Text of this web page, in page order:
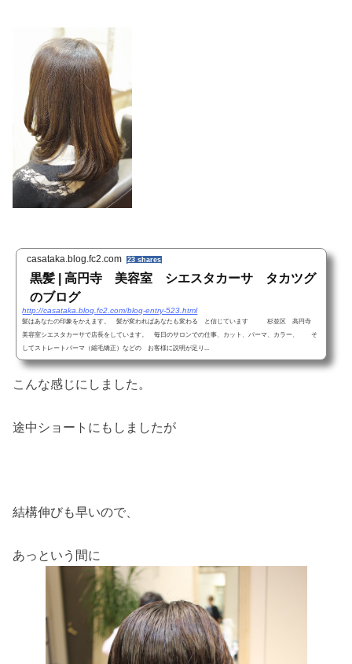
casataka.blog.fc2.com 23 shares
黒髪 | 高円寺 美容室 シエスタカーサ タカツグ
のブログ
http://casataka.blog.fc2.com/blog-entry-523.html
髪はあなたの印象をかえます。 髪が変わればあなたも変わる と信じています 杉並区 高円寺
美容室シエスタカーサで店長をしています。 毎日のサロンでの仕事、カット、パーマ、カラー、 そ
してストレートパーマ（縮毛矯正）などの お客様に説明が足り...
こんな感じにしました。
途中ショートにもしましたが
結構伸びも早いので、
あっという間に